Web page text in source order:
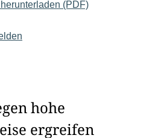
(PDF)
hohe
ergreifen